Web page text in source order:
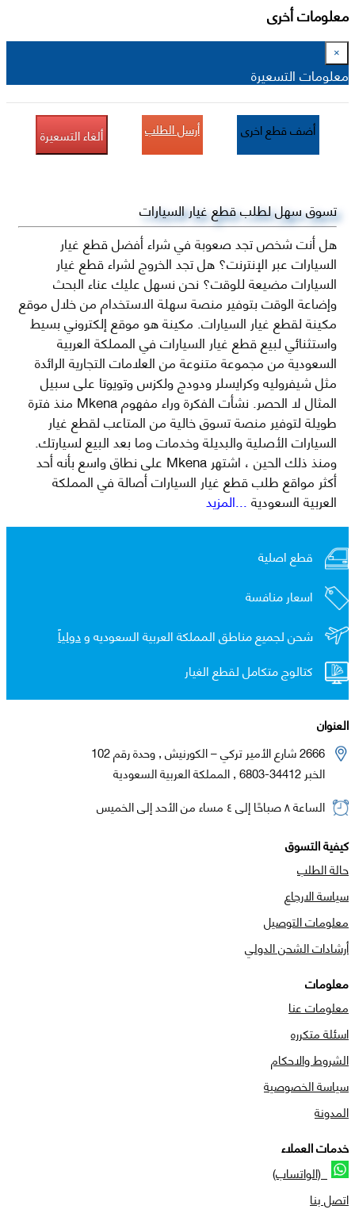
معلومات أخرى
×
معلومات التسعيرة
أضف قطع اخرى أرسل الطلب ألغاء التسعيرة
تسوق سهل لطلب قطع غيار السيارات
هل أنت شخص تجد صعوبة في شراء أفضل قطع غيار
السيارات عبر الإنترنت؟ هل تجد الخروج لشراء قطع غيار
السيارات مضيعة للوقت؟ نحن نسهل عليك عناء البحث
وإضاعة الوقت بتوفير منصة سهلة الاستخدام من خلال موقع
مكينة لقطع غيار السيارات. مكينة هو موقع إلكتروني بسيط
واستثنائي لبيع قطع غيار السيارات في المملكة العربية
السعودية من مجموعة متنوعة من العلامات التجارية الرائدة
مثل شيفروليه وكرايسلر ودودج ولكزس وتويوتا على سبيل
المثال لا الحصر. نشأت الفكرة وراء مفهوم Mkena منذ فترة
طويلة لتوفير منصة تسوق خالية من المتاعب لقطع غيار
السيارات الأصلية والبديلة وخدمات وما بعد البيع لسيارتك.
ومنذ ذلك الحين ، اشتهر Mkena على نطاق واسع بأنه أحد
أكثر مواقع طلب قطع غيار السيارات أصالة في المملكة
العربية السعودية...المزيد
قطع اصلية
اسعار منافسة
شحن لجميع مناطق المملكة العربية السعوديه ودولياً
كتالوج متكامل لقطع الغيار
العنوان
2666 شارع الأمير تركي – الكورنيش , وحدة رقم 102
الخبر 34412-6803 , المملكة العربية السعودية
الساعة ٨ صباحًا إلى ٤ مساء من الأحد إلى الخميس
كيفية التسوق
حالة الطلب
سياسة الارجاع
معلومات التوصيل
أرشادات الشحن الدولي
معلومات
معلومات عنا
اسئلة متكرره
الشروط والاحكام
سياسة الخصوصية
المدونة
خدمات العملاء
(الواتساب)
اتصل بنا